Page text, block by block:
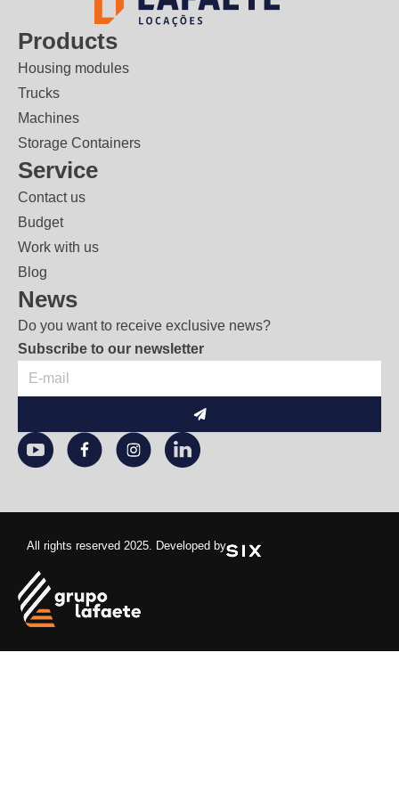
Products
Housing modules
Trucks
Machines
Storage Containers
Service
Contact us
Budget
Work with us
Blog
News
Do you want to receive exclusive news?
Subscribe to our newsletter
send
All rights reserved 2025. Developed by